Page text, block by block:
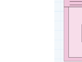
: 코딩
알고리
알고리
컴퓨터
자동화